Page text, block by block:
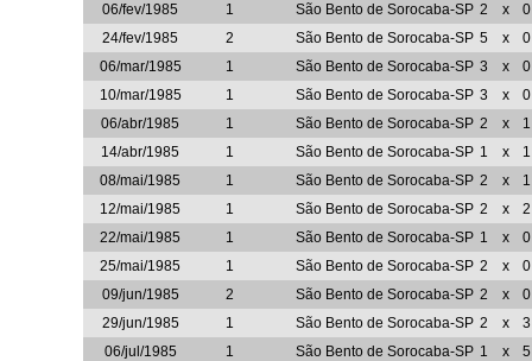
06/fev/1985
1 São Bento de Sorocaba-SP 2 x
0
24/fev/1985
2 São Bento de Sorocaba-SP 5 x
0
06/mar/1985
1 São Bento de Sorocaba-SP 3 x
0
10/mar/1985
1 São Bento de Sorocaba-SP 3 x
0
06/abr/1985
1 São Bento de Sorocaba-SP 2 x
1
14/abr/1985
1 São Bento de Sorocaba-SP 1 x
1
08/mai/1985
1 São Bento de Sorocaba-SP 2 x
1
12/mai/1985
1 São Bento de Sorocaba-SP 2 x
2
22/mai/1985
1 São Bento de Sorocaba-SP 1 x
0
25/mai/1985
1 São Bento de Sorocaba-SP 2 x
0
09/jun/1985
2 São Bento de Sorocaba-SP 2 x
0
29/jun/1985
1 São Bento de Sorocaba-SP 2 x
3
06/jul/1985
1 São Bento de Sorocaba-SP 1 x
5